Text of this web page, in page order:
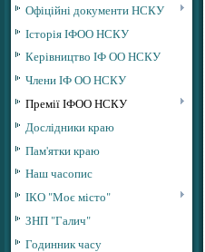
Офіційні документи НСКУ
Історія ІФОО НСКУ
Керівництво ІФ ОО НСКУ
Члени ІФ ОО НСКУ
Премії ІФОО НСКУ
Дослідники краю
Пам'ятки краю
Наш часопис
ІКО "Моє місто"
ЗНП "Галич"
Годинник часу